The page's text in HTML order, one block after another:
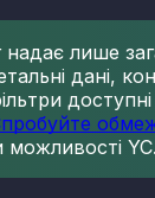
надає лише
дані,
доступні
можливості